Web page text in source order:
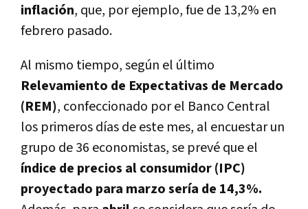
inflación, que, por ejemplo, fue de 13,2% en
febrero pasado.
Al mismo tiempo, según el último
Relevamiento de Expectativas de Mercado
(REM), confeccionado por el Banco Central
los primeros días de este mes, al encuestar un
grupo de 36 economistas, se prevé que el
índice de precios al consumidor (IPC)
proyectado para marzosería de 14,3%.